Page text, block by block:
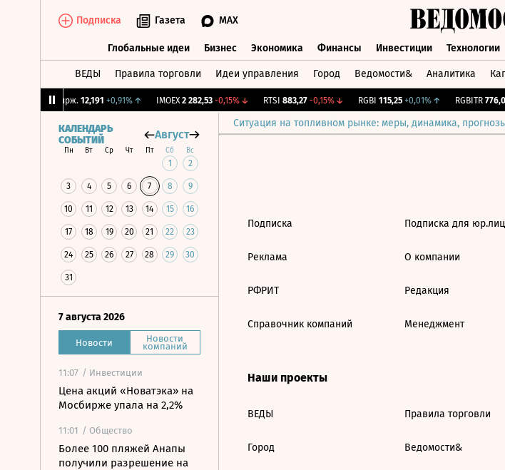
Подписка Газета MAX
Глобальные идеи Бизнес Экономика Финансы Инвестиции Технологии
ВЕДЫ Правила торговли Идеи управления Город Ведомости& Аналитика
CNY Бирж. 12,191 +0,91%↑ IMOEX 2 282,53 -0,15%↓ RTSI 883,27 -0,15%↓ RGBI 115,25 +0,01%↑ RGBITR 776,02
Ситуация на топливном рынке: меры, динамика,
КАЛЕНДАРЬ
СОБЫТИЙ
Август
Пн Вт Ср Чт Пт Сб Вс
1 2
3 4 5 6 7 8 9
10 11 12 13 14 15 16
17 18 19 20 21 22 23
24 25 26 27 28 29 30
31
7 августа 2026
Новости Новости
компаний
11:07 / Инвестиции
Цена акций «Новатэка» на
Мосбирже упала на 2,2%
11:01 / Общество
Более 100 пляжей Анапы
получили разрешение на
Подписка
Реклама
РФРИТ
Справочник компаний
Подписка для юр.лиц
О компании
Редакция
Менеджмент
Наши проекты
ВЕДЫ
Город
Правила торговли
Ведомости&